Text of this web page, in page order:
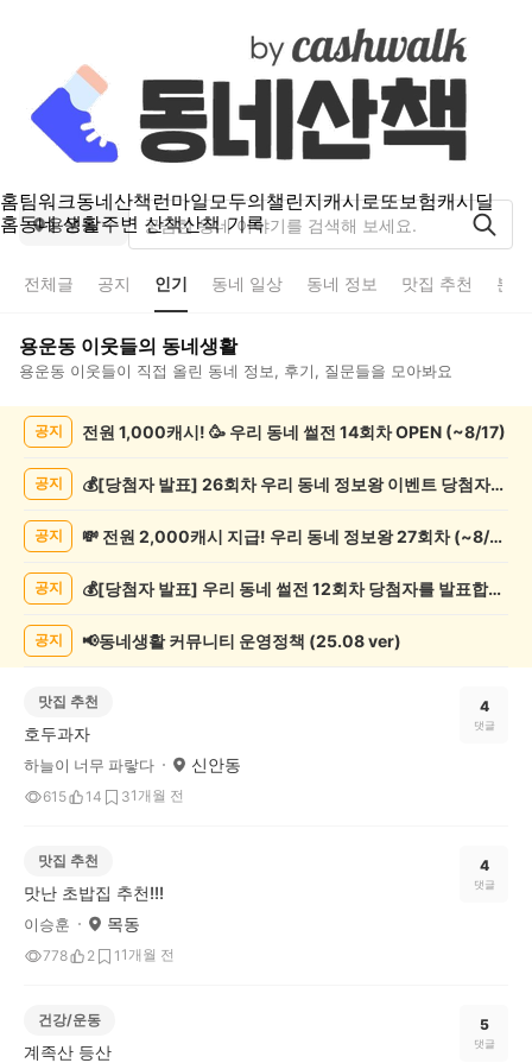
홈팀워크동네산책런마일모두의챌린지캐시로또보험캐시딜
홈동네 생활주변 산책산책 기록
용운동
전체글 공지 인기 동네 일상 동네 정보 맛집 추천 분
용운동 이웃들의 동네생활
용운동 이웃들이 직접 올린 동네 정보, 후기, 질문들을 모아봐요
공지 전원 1,000캐시! 🥳 우리 동네 썰전 14회차 OPEN (~8/17)
공지 💰[당첨자 발표] 26회차 우리 동네 정보왕 이벤트 당첨자를 발표합니다!
공지 💸 전원 2,000캐시 지급! 우리 동네 정보왕 27회차 (~8/10)
공지 💰[당첨자 발표] 우리 동네 썰전 12회차 당첨자를 발표합니다!
공지 📢동네생활 커뮤니티 운영정책 (25.08 ver)
맛집 추천
호두과자
하늘이 너무 파랗다 신안동
615 14 31개월 전
4
댓글
맛집 추천
맛난 초밥집 추천!!!
이승훈 목동
778 2 1 1개월 전
4
댓글
건강/운동
계족산 등산
5
댓글